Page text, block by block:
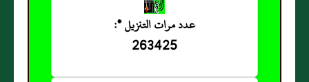
عدد مرات التنزيل *:
263425